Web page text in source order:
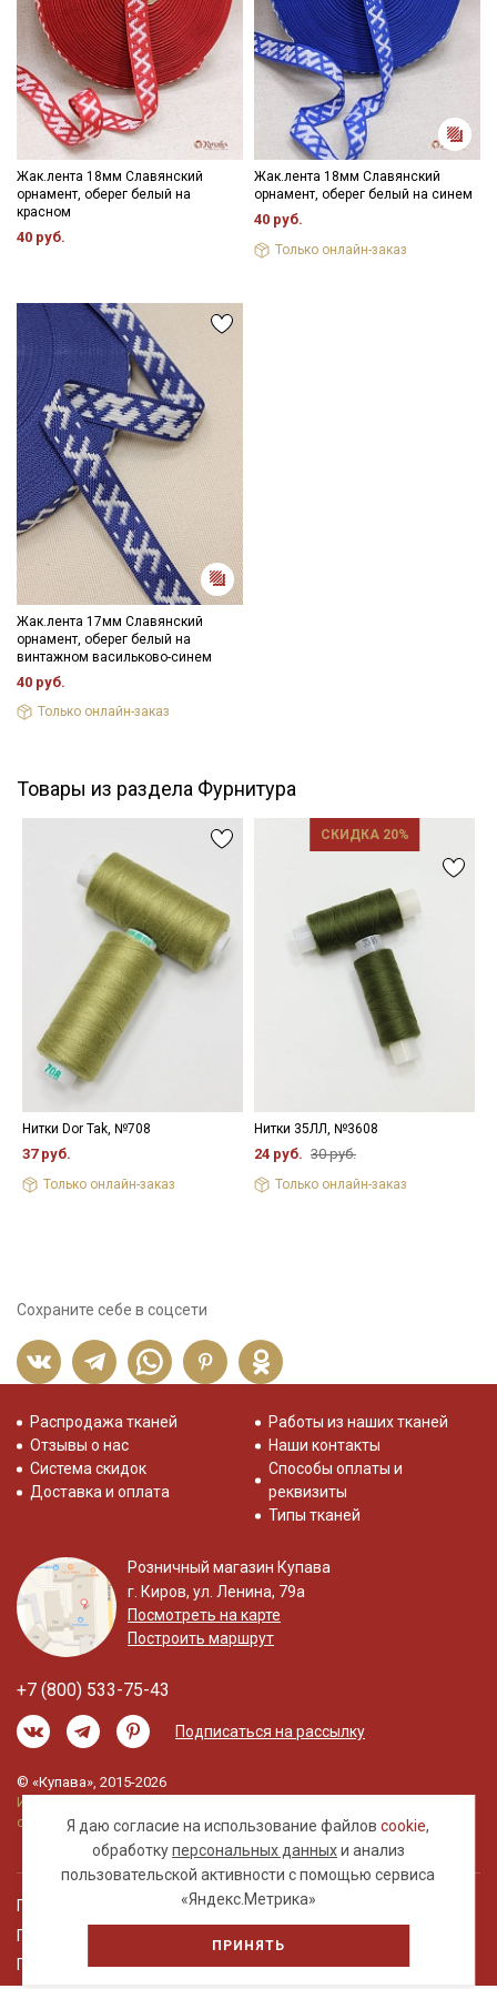
- максимальная температура стирки до 40 С, без отжима,
- противопоказано применение отбеливателей.
Цветопередача (тон) может отличаться от оригинального
цвета ткани в зависимости от настроек вашего монитора и в
зависимости от партии.
Жак.лента 18мм Славянский
орнамент, оберег белый на
красном
40 руб.
Жак.лента 18мм Славянский
орнамент, оберег белый на синем
40 руб.
Только онлайн-заказ
Жак.лента 17мм Славянский
орнамент, оберег белый на
винтажном васильково-синем
40 руб.
Только онлайн-заказ
Товары из раздела Фурнитура
Нитки Dor Tak, №708
37 руб.
Только онлайн-заказ
СКИДКА 20%
Нитки 35ЛЛ, №3608
24 руб. 30 руб.
Только онлайн-заказ
Сохраните себе в соцсети
Я даю согласие на использование файловcookie,
обработкуперсональных данныхи анализ
пользовательской активности с помощью сервиса
«Яндекс.Метрика»
ПРИНЯТЬ
Распродажа тканей
Отзывы о нас
Система скидок
Доставка и оплата
Работы из наших тканей
Наши контакты
Способы оплаты и
реквизиты
Типы тканей
Розничный магазин Купава
г. Киров, ул. Ленина, 79а
Посмотреть на карте
Построить маршрут
+7 (800) 533-75-43
Подписаться на рассылку
© «Купава», 2015-2026
Информация на сайте не является публичной
офертой.
Правовая информация
Политика обработки персональных данных
Пользовательское соглашение
Подписаться
Ознакомлен(а) с
Политикой обработки персональных
данных
и даю
Согласие на обработку персональных
данных
Даю
Согласие на получение рекламных и